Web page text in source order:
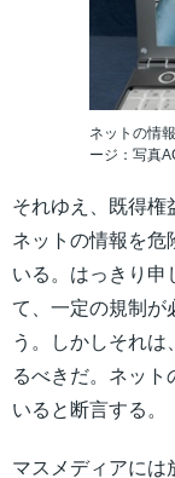
ネットの情
ージ：写真
それゆえ、既得権
ネットの情報を危
いる。はっきり申
て、一定の規制が
う。しかしそれ
るべきだ。ネット
いると断言する。
マスメディアには